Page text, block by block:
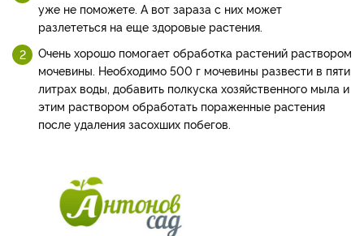
уже не поможете. А вот зараза с них может
разлететься на еще здоровые растения.
Очень хорошо помогает обработка растений раствором
мочевины. Необходимо 500 г мочевины развести в пяти
литрах воды, добавить полкуска хозяйственного мыла и
этим раствором обработать пораженные растения
после удаления засохших побегов.